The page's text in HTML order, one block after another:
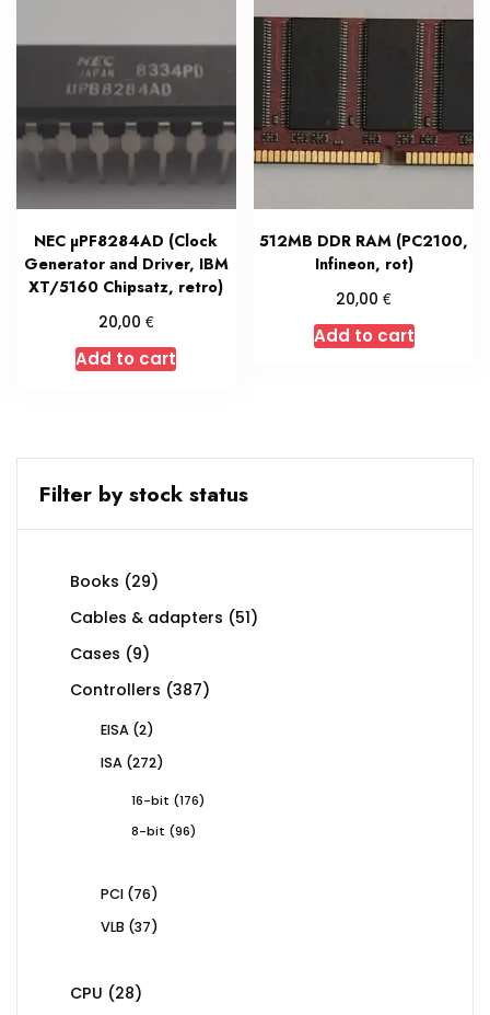
NEC µPF8284AD (Clock
Generator and Driver, IBM
XT/5160 Chipsatz, retro)
20,00 €
Add to cart
512MB DDR RAM (PC2100,
Infineon, rot)
20,00€
Add to cart
Filter by stock status
Books 2929
Cables & adapters 5151
Cases 99
Controllers 387387
EISA 22
ISA 272272
16-bit 176176
8-bit
9696
PCI 7676
VLB 3737
CPU 2828